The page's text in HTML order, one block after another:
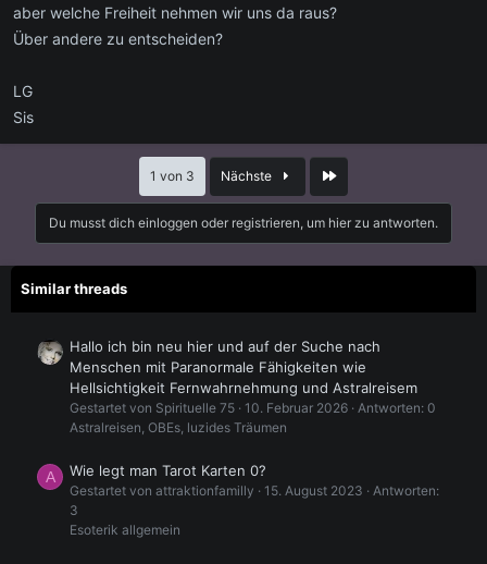
aber welche Freiheit nehmen wir uns da raus?
Über andere zu entscheiden?
LG
Sis
1 von 3 Nächste Letzte
Du musst dich einloggen oder registrieren, um hier zu antworten.
Similar threads
Hallo ich bin neu hier und auf der Suche nach
Menschen mit Paranormale Fähigkeiten wie
Hellsichtigkeit Fernwahrnehmung und Astralreisem
Gestartet von Spirituelle 75 10. Februar 2026
Antworten: 0
Astralreisen, OBEs, luzides Träumen
A Wie legt man Tarot Karten 0?
Gestartet von attraktionfamilly 15. August 2023
Antworten:
3
Esoterik allgemein